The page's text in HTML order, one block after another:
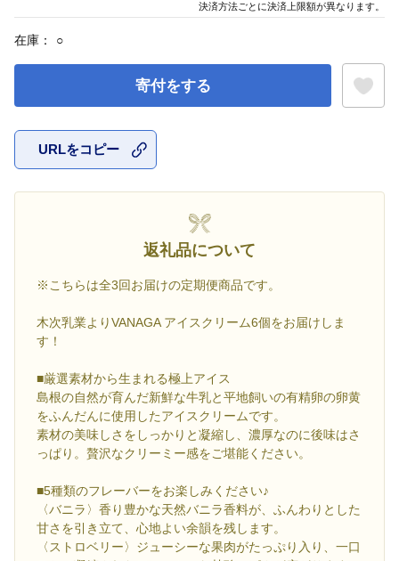
在庫： ○
寄付をする
URLをコピー
返礼品について
※こちらは全3回お届けの定期便商品です。
木次乳業よりVANAGA アイスクリーム6個をお届けしま
す！
■厳選素材から生まれる極上アイス
島根の自然が育んだ新鮮な牛乳と平地飼いの有精卵の卵黄
をふんだんに使用したアイスクリームです。
素材の美味しさをしっかりと凝縮し、濃厚なのに後味はさ
っぱり。贅沢なクリーミー感をご堪能ください。
■5種類のフレーバーをお楽しみください♪
〈バニラ〉香り豊かな天然バニラ香料が、ふんわりとした
甘さを引き立て、心地よい余韻を残します。
〈ストロベリー〉ジューシーな果肉がたっぷり入り、一口
決済方法ごとに決済上限額が異なります。